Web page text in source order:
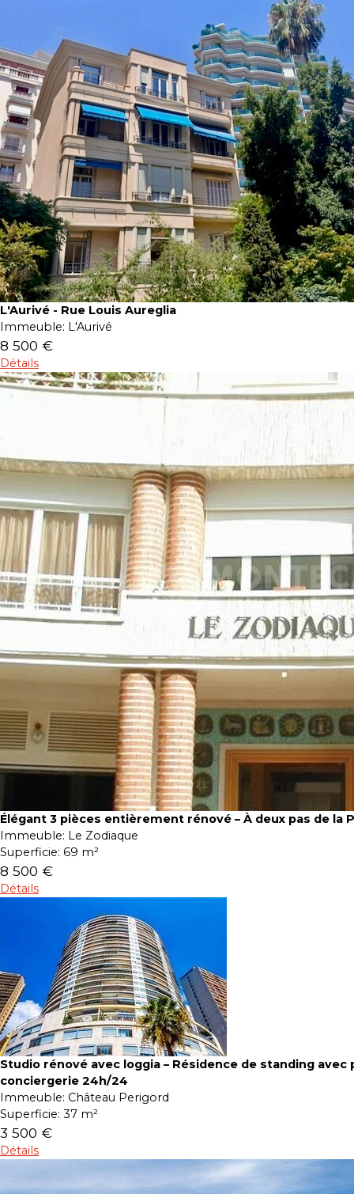
L'Aurivé - Rue Louis Aureglia
Immeuble: L'Aurivé
8 500 €
Détails
Élégant 3 pièces entièrement rénové – À deux pas de la
Immeuble: Le Zodiaque
Superficie: 69 m²
8 500 €
Détails
Studio rénové avec loggia – Résidence de standing avec
conciergerie 24h/24
Immeuble: Château Perigord
Superficie: 37 m²
3 500 €
Détails